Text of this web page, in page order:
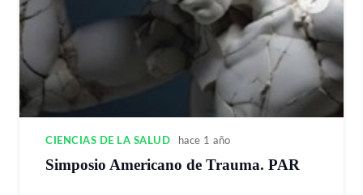
CIENCIAS DE LA SALUD hace 1 año
Simposio Americano de Trauma. PAR